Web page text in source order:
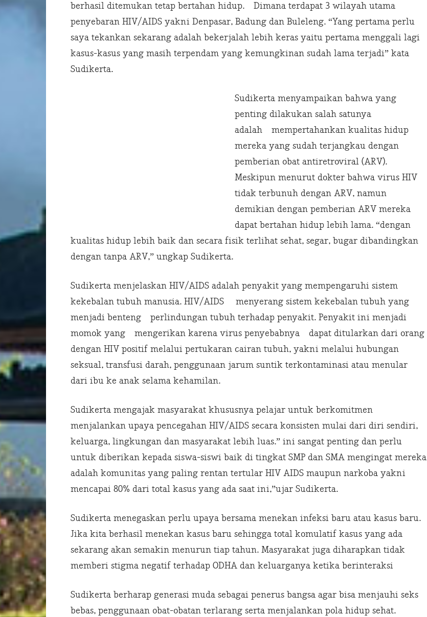
berhasil ditemukan tetap bertahan hidup. Dimana terdapat 3 wilayah utama
penyebaran HIV/AIDS yakni Denpasar, Badung dan Buleleng. “Yang pertama perlu
saya tekankan sekarang adalah bekerjalah lebih keras yaitu pertama menggali lagi
kasus-kasus yang masih terpendam yang kemungkinan sudah lama terjadi” kata
Sudikerta.
Sudikerta menyampaikan bahwa yang
penting dilakukan salah satunya
adalah mempertahankan kualitas hidup
mereka yang sudah terjangkau dengan
pemberian obat antiretroviral (ARV).
Meskipun menurut dokter bahwa virus HIV
tidak terbunuh dengan ARV, namun
demikian dengan pemberian ARV mereka
dapat bertahan hidup lebih lama. “dengan
kualitas hidup lebih baik dan secara fisik terlihat sehat, segar, bugar dibandingkan
dengan tanpa ARV,” ungkap Sudikerta.
Sudikerta menjelaskan HIV/AIDS adalah penyakit yang mempengaruhi sistem
kekebalan tubuh manusia. HIV/AIDS menyerang sistem kekebalan tubuh yang
menjadi benteng perlindungan tubuh terhadap penyakit. Penyakit ini menjadi
momok yang mengerikan karena virus penyebabnya dapat ditularkan dari orang
dengan HIV positif melalui pertukaran cairan tubuh, yakni melalui hubungan
seksual, transfusi darah, penggunaan jarum suntik terkontaminasi atau menular
dari ibu ke anak selama kehamilan.
Sudikerta mengajak masyarakat khususnya pelajar untuk berkomitmen
menjalankan upaya pencegahan HIV/AIDS secara konsisten mulai dari diri sendiri,
keluarga, lingkungan dan masyarakat lebih luas.” ini sangat penting dan perlu
untuk diberikan kepada siswa-siswi baik di tingkat SMP dan SMA mengingat mereka
adalah komunitas yang paling rentan tertular HIV AIDS maupun narkoba yakni
mencapai 80% dari total kasus yang ada saat ini,”ujar Sudikerta.
Sudikerta menegaskan perlu upaya bersama menekan infeksi baru atau kasus baru.
Jika kita berhasil menekan kasus baru sehingga total komulatif kasus yang ada
sekarang akan semakin menurun tiap tahun. Masyarakat juga diharapkan tidak
memberi stigma negatif terhadap ODHA dan keluarganya ketika berinteraksi
Sudikerta berharap generasi muda sebagai penerus bangsa agar bisa menjauhi seks
bebas, penggunaan obat-obatan terlarang serta menjalankan pola hidup sehat.